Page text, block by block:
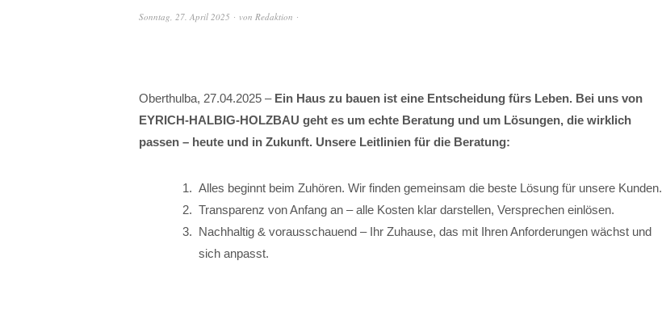
Sonntag, 27. April 2025 von Redaktion
Oberthulba, 27.04.2025 – Ein Haus zu bauen ist eine Entscheidung fürs Leben. Bei uns von
EYRICH-HALBIG-HOLZBAU geht es um echte Beratung und um Lösungen, die wirklich
passen – heute und in Zukunft. Unsere Leitlinien für die Beratung:
Alles beginnt beim Zuhören. Wir finden gemeinsam die beste Lösung für unsere Kunden.
Transparenz von Anfang an – alle Kosten klar darstellen, Versprechen einlösen.
Nachhaltig & vorausschauend – Ihr Zuhause, das mit Ihren Anforderungen wächst und
sich anpasst.